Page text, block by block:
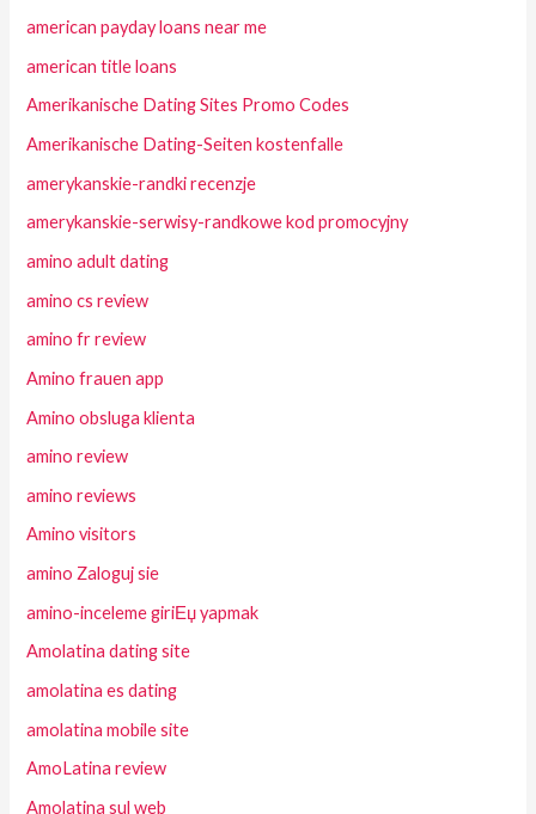
american payday loans near me
american title loans
Amerikanische Dating Sites Promo Codes
Amerikanische Dating-Seiten kostenfalle
amerykanskie-randki recenzje
amerykanskie-serwisy-randkowe kod promocyjny
amino adult dating
amino cs review
amino fr review
Amino frauen app
Amino obsluga klienta
amino review
amino reviews
Amino visitors
amino Zaloguj sie
amino-inceleme giriЕџ yapmak
Amolatina dating site
amolatina es dating
amolatina mobile site
AmoLatina review
Amolatina sul web